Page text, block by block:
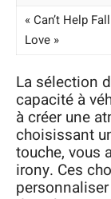
« Can’t Help
Love »
La sélection
capacité à
à créer une
choisissant
touche, vous
irony. Ces